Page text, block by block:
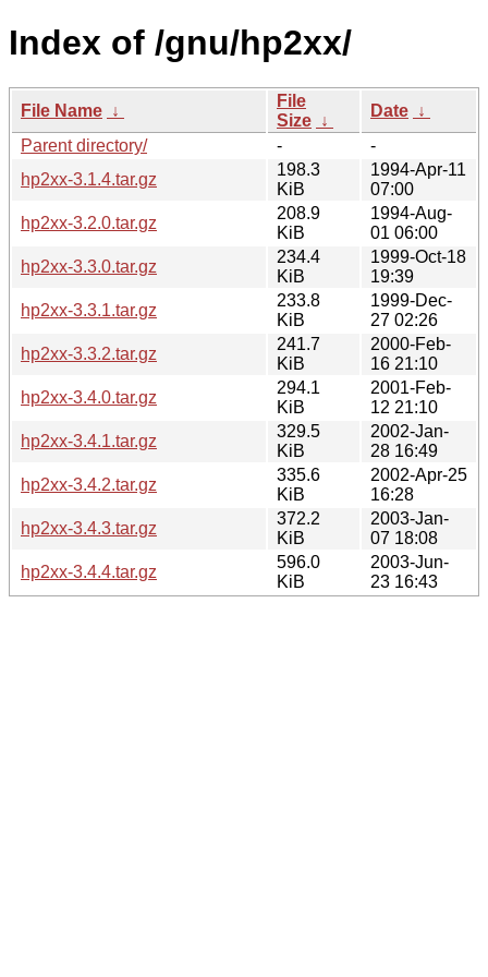
Index of /gnu/hp2xx/
File Name ↓
File
Size ↓
Date ↓
Parent directory/
-
-
hp2xx-3.1.4.tar.gz
198.3
KiB
1994-Apr-11
07:00
hp2xx-3.2.0.tar.gz
208.9
KiB
1994-Aug-
01 06:00
hp2xx-3.3.0.tar.gz
234.4
KiB
1999-Oct-18
19:39
hp2xx-3.3.1.tar.gz
233.8
KiB
1999-Dec-
27 02:26
hp2xx-3.3.2.tar.gz
241.7
KiB
2000-Feb-
16 21:10
hp2xx-3.4.0.tar.gz
294.1
KiB
2001-Feb-
12 21:10
hp2xx-3.4.1.tar.gz
329.5
KiB
2002-Jan-
28 16:49
hp2xx-3.4.2.tar.gz
335.6
KiB
2002-Apr-25
16:28
hp2xx-3.4.3.tar.gz
372.2
KiB
2003-Jan-
07 18:08
hp2xx-3.4.4.tar.gz
596.0
KiB
2003-Jun-
23 16:43